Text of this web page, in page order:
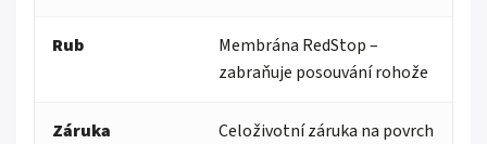
Rub
Membrána RedStop –
zabraňuje posouvání rohože
Záruka
Celoživotní záruka na povrch